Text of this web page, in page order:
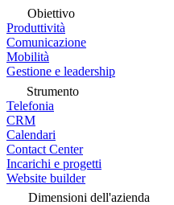
Obiettivo
Produttività
Comunicazione
Mobilità
Gestione e leadership
Strumento
Telefonia
CRM
Calendari
Contact Center
Incarichi e progetti
Website builder
Dimensioni dell'azienda